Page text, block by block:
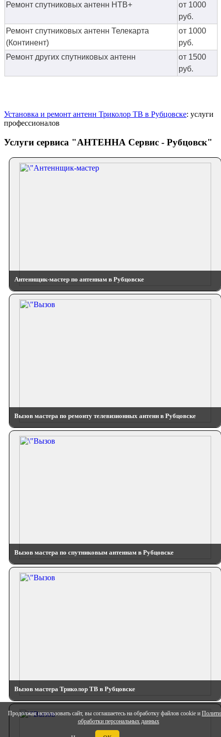
Продолжая использовать сайт, вы соглашаетесь на обработку файлов cookie и
обработки персональных данных
Ремонт спутниковых антенн НТВ+
от 1000
руб.
Ремонт спутниковых антенн Телекарта
(Континент)
от 1000
руб.
Ремонт других спутниковых антенн
от 1500
руб.
Установка и ремонт антенн Триколор ТВ в Рубцовске: услуги
профессионалов
Услуги сервиса "АНТЕННА Сервис - Рубцовск"
Антеннщик-мастер по антеннам в Рубцовске
Вызов мастера по ремонту телевизионных антенн в Рубцовске
Вызов мастера по спутниковым антеннам в Рубцовске
Вызов мастера Триколор ТВ в Рубцовске